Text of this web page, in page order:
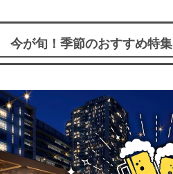
今が旬！季節のおすすめ特集